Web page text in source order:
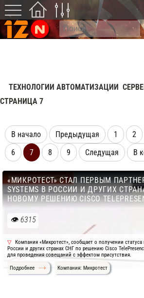
ТЕХНОЛОГИИ АВТОМАТИЗАЦИИ
CТРАНИЦА 7
В начало Предыдущая 1 2
6
7 8 9 Следущая В
«МИКРОТЕСТ» СТАЛ ПЕРВЫМ
SYSTEMS В РОССИИ И ДРУГИХ
НОВОМУ РЕШЕНИЮ CISCO
6315
Компания «Микротест», сообщает о получении статуса
России и других странах СНГ по решению Cisco
для проведения совещаний с эффектом присутствия.
Подробнее Компания: Микротест